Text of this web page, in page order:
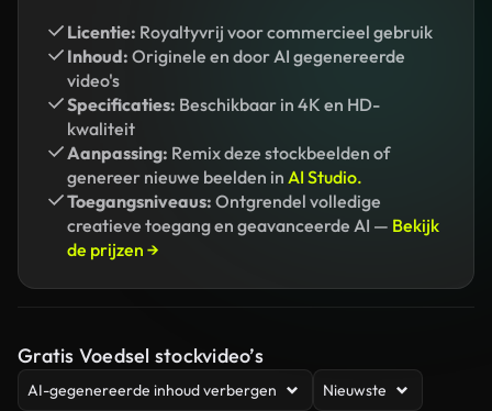
Licentie: Royaltyvrij voor commercieel gebruik
Inhoud: Originele en door AI gegenereerde
video's
Specificaties: Beschikbaar in 4K en HD-
kwaliteit
Aanpassing: Remix deze stockbeelden of
genereer nieuwe beelden in AI Studio.
Toegangsniveaus: Ontgrendel volledige
creatieve toegang en geavanceerde AI — Bekijk
de prijzen →
Gratis Voedsel stockvideo’s
AI-gegenereerde inhoud verbergen Nieuwste